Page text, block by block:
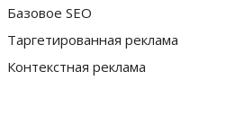
Базовое SEO
Таргетированная реклама
Контекстная реклама